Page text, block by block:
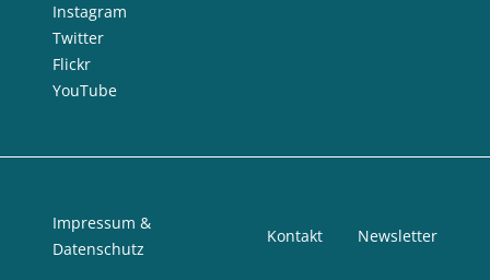
Instagram
Twitter
Flickr
YouTube
Impressum &
Datenschutz
Kontakt Newsletter